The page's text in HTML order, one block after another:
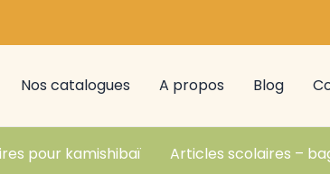
Nos catalogues A propos Blog
pour kamishibaï Articles scolaires –